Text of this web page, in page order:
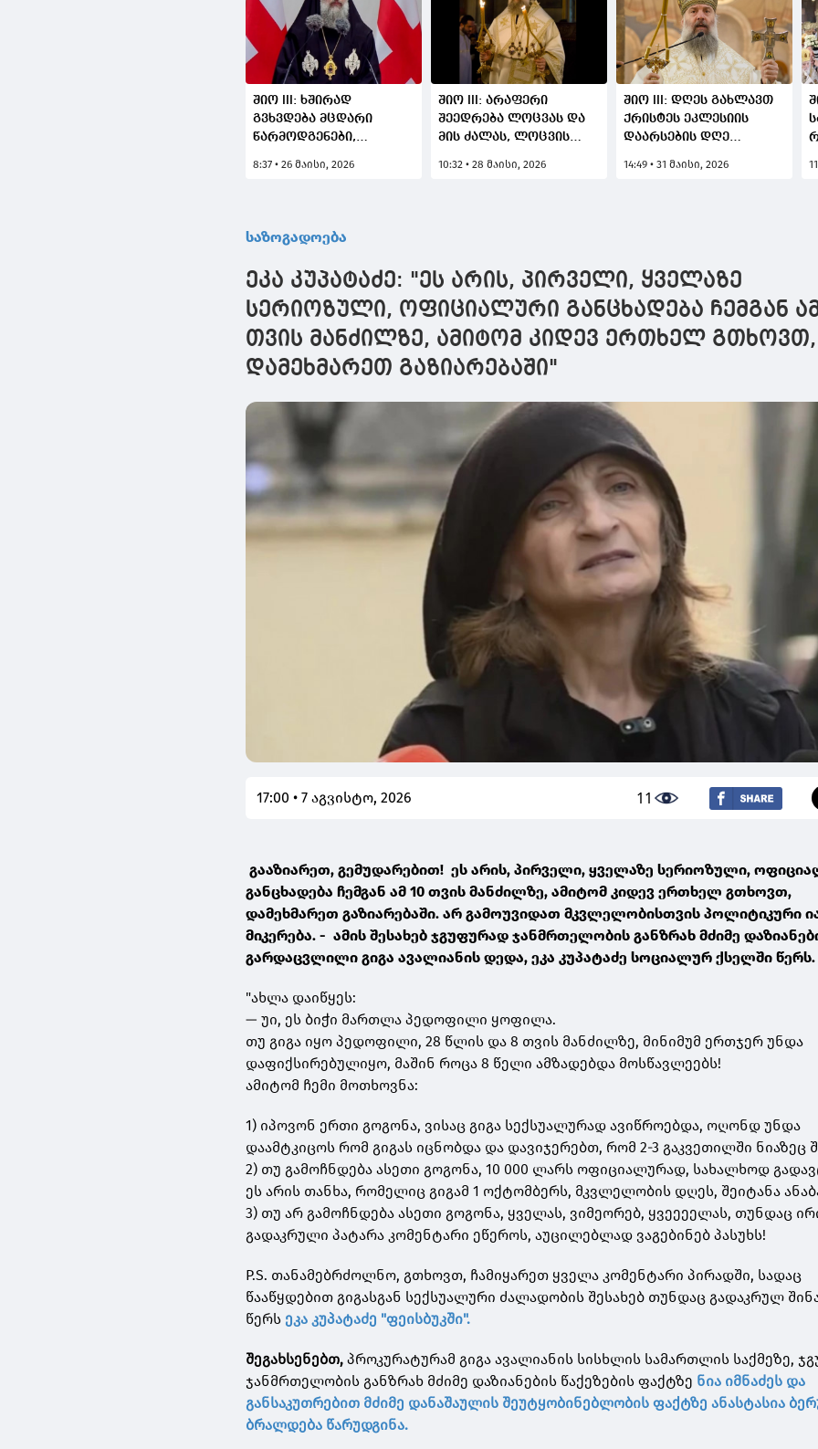
შიო III: ხშირად
გვხვდება მცდარი
წარმოდგენები,
ყოველგვარი
თავისუფლება, პირველ
რიგში, არის
რწმენა და ზნეობრივი
ცხოვრება
8:37 • 26 მაისი, 2026
შიო III: არაფერი
შეედრება ლოცვას და
მის ძალას, ლოცვის
მწუხარება, სევდა,
10:32 • 28 მაისი, 2026
შიო III: დღეს გახლავთ
ქრისტეს ეკლესიის
დაარსების დღე
ვცხონდებით, სულს
და ძალით, რომელიც
გვაკურთხებს,
განგვწმენდს და
გვაცხონებს
14:49 • 31 მაისი, 2026
საზოგადოება
ეკა კუპატაძე: "ეს არის, პირველი, ყველაზე
სერიოზული, ოფიციალური განცხადება ჩემგან
თვის მანძილზე, ამიტომ კიდევ ერთხელ გთხოვთ,
დამეხმარეთ გაზიარებაში"
17:00 • 7 აგვისტო, 2026 11
გააზიარეთ, გემუდარებით! ეს არის, პირველი, ყველაზე სერიოზული,
განცხადება ჩემგან ამ 10 თვის მანძილზე, ამიტომ კიდევ ერთხელ გთხოვთ,
დამეხმარეთ გაზიარებაში. არ გამოუვიდათ მკვლელობისთვის პოლიტიკური
მიკერება. - ამის შესახებ ჯგუფურად ჯანმრთელობის განზრახ მძიმე
გარდაცვლილი გიგა ავალიანის დედა, ეკა კუპატაძე სოციალურ ქსელში წერს.
"ახლა დაიწყეს:
— უი, ეს ბიჭი მართლა პედოფილი ყოფილა.
თუ გიგა იყო პედოფილი, 28 წლის და 8 თვის მანძილზე, მინიმუმ ერთჯერ უნდა
დაფიქსირებულიყო, მაშინ როცა 8 წელი ამზადებდა მოსწავლეებს!
ამიტომ ჩემი მოთხოვნა:
1) იპოვონ ერთი გოგონა, ვისაც გიგა სექსუალურად ავიწროებდა, ოღონდ უნდა
დაამტკიცოს რომ გიგას იცნობდა და დავიჯერებთ, რომ 2-3 გაკვეთილში ნიაზეც
2) თუ გამოჩნდება ასეთი გოგონა, 10 000 ლარს ოფიციალურად, სახალხოდ
ეს არის თანხა, რომელიც გიგამ 1 ოქტომბერს, მკვლელობის დღეს, შეიტანა
3) თუ არ გამოჩნდება ასეთი გოგონა, ყველას, ვიმეორებ, ყვეეეელას, თუნდაც
გადაკრული პატარა კომენტარი ეწეროს, აუცილებლად ვაგებინებ პასუხს!
P.S. თანამებრძოლნო, გთხოვთ, ჩამიყარეთ ყველა კომენტარი პირადში, სადაც
წააწყდებით გიგასგან სექსუალური ძალადობის შესახებ თუნდაც გადაკრულ
წერს ეკა კუპატაძე "ფეისბუკში".
შეგახსენებთ,პროკურატურამ გიგა ავალიანის სისხლის სამართლის საქმეზე,
ჯანმრთელობის განზრახ მძიმე დაზიანების წაქეზების ფაქტზე ნია იმნაძეს და
განსაკუთრებით მძიმე დანაშაულის შეუტყობინებლობის ფაქტზე ანასტასია
ბრალდება წარუდგინა.